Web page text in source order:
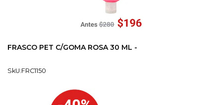
FRASCO PET C/GOMA ROSA 30 ML -
SkU:FRC1150